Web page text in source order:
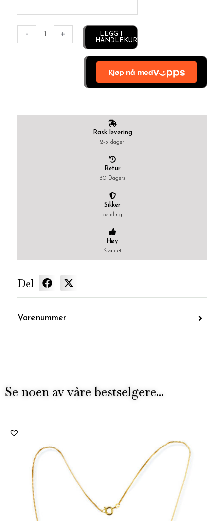
- +
LEGG I
HANDLEKURV
Alternative:
Rask levering
2-5 dager
Retur
30 Dagers
Sikker
betaling
Høy
Kvalitet
Del
Varenummer
Se noen av våre bestselgere...